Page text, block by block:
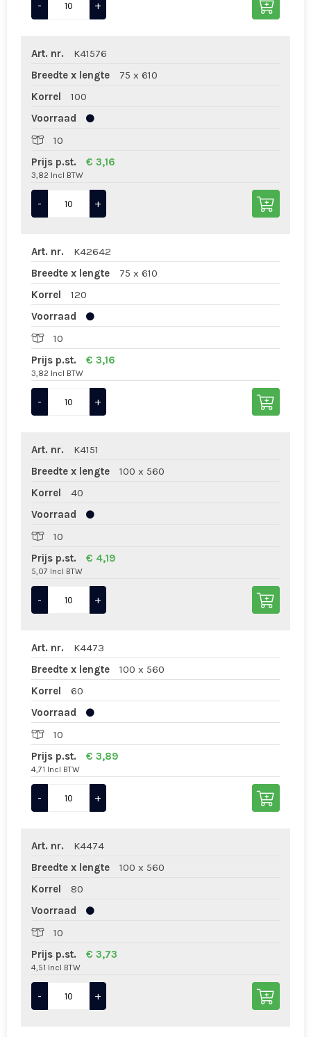
- +
Art. nr.
K41576
Breedte x lengte
75 x 610
Korrel
100
Voorraad
10
Prijs p.st.
€ 3,16
3,82 Incl BTW
- +
Art. nr.
K42642
Breedte x lengte
75 x 610
Korrel
120
Voorraad
10
Prijs p.st.
€ 3,16
3,82 Incl BTW
- +
Art. nr.
K4151
Breedte x lengte
100 x 560
Korrel
40
Voorraad
10
Prijs p.st.
€ 4,19
5,07 Incl BTW
- +
Art. nr.
K4473
Breedte x lengte
100 x 560
Korrel
60
Voorraad
10
Prijs p.st.
€ 3,89
4,71 Incl BTW
- +
Art. nr.
K4474
Breedte x lengte
100 x 560
Korrel
80
Voorraad
10
Prijs p.st.
€ 3,73
4,51 Incl BTW
- +